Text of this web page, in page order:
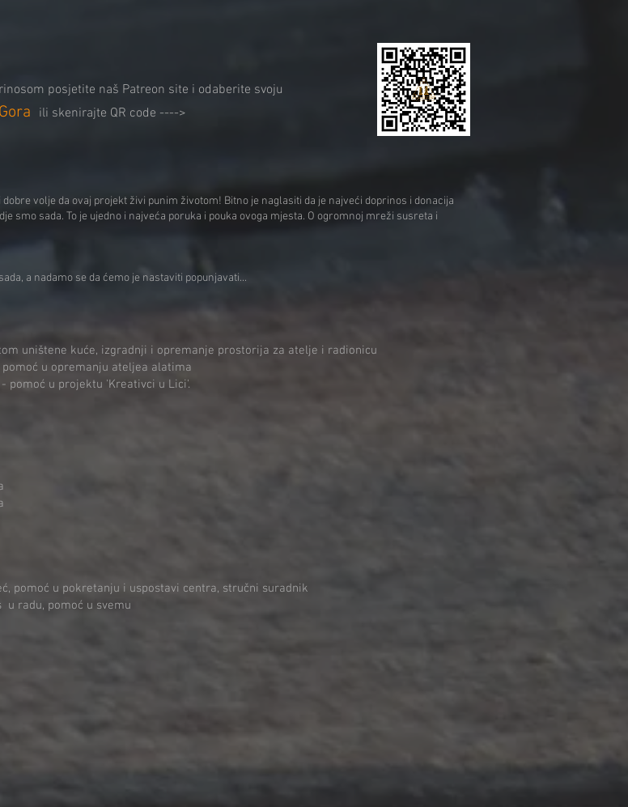
posjetite naš Patreon site i odaberite svoju
ili skenirajte QR code ---->
volje da ovaj projekt živi punim životom! Bitno je naglasiti da je najveći doprinos i donacija
smo sada. To je ujedno i najveća poruka i pouka ovoga mjesta. O ogromnoj mreži susreta i
a nadamo se da ćemo je nastaviti popunjavati...
uništene kuće, izgradnji i opremanje prostorija za atelje i radionicu
u opremanju ateljea alatima
pomoć u projektu 'Kreativci u Lici'.
pomoć u pokretanju i uspostavi centra, stručni suradnik
u radu, pomoć u svemu